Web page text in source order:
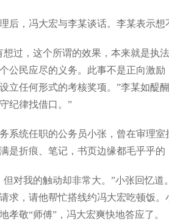
后，冯大宏与李某谈话。李某表示
想过，这个所谓的效果，本来就是执
公民应尽的义务。此事不是正向激
立任何形式的考核奖项。”李某如醍
纪律找借口。”
系统任职的公务员小张，曾在审理
是折痕、笔记，书页边缘都毛乎乎
但对我的触动却非常大。”小张回忆
求，请他帮忙搭线约冯大宏吃顿饭
孝敬“师傅”，冯大宏爽快地答应了。